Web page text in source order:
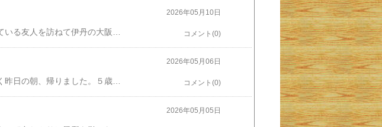
2026年05月10日
コメント(0)
３泊４日で奈良のじいじのところに来ていた次男一家。ようやく昨日の朝、帰りました。５歳と２歳の孫娘は可愛く、さよならするときは二人と目いっぱいハグ。それはいいのですが、やはり普段勝手気ままに独り暮らしをしている私は他人がいるとそれなりに窮屈さを感じます。血のつながった子どもであっても孫であっても別々のところで日常生活をしていると、それぞれ生活パターンも違うのでお互い気を使う部分はあります。まさに「来て嬉し 帰って嬉し 孫の顔」です。どこの誰も同じように思っているのですね。その次男一家が昨日帰り「さぁ、これからマイペースでのんびり過ごそう」と思っていた矢先、夕方になって長男から連絡が入りました。「今日は下の子（小学生）がキャンプに行っていていないし◯◯（奥さん）は帰りが遅くなるので、上の子（高校生）と二人でじいじのところに行って、酒盛りをしよう」それはいいけど、「お酒を飲んだら帰れなくなるのでは？」と問うと、「泊りがけでいく」と。彼は弟一家がその日の朝まで私のところにいたことを知らず、ちょうど入れ替わりになりました。私は次男一家を送り出した後に彼らが使ったシーツを洗濯し布団を天日干ししておいたのですが、それらをまた取り出して、今度は長男と孫の、男二人のために再び準備。昨夜はさんざん飲み食べ、早めに就寝。今朝は彼らが寝ている間にルーティーンのジョギングと入浴をすませ、その後彼らの朝食を準備して起こしました。まるで次男一家の滞在が１日延びたようなものです。二人は先ほど帰っていきました。これでようやく一人になれるかな。子どもたちがいつまでもお父さんを頼ってくれるのはうれしくもありますが。ふぅ
2026年05月06日
コメント(0)
2026年05月05日